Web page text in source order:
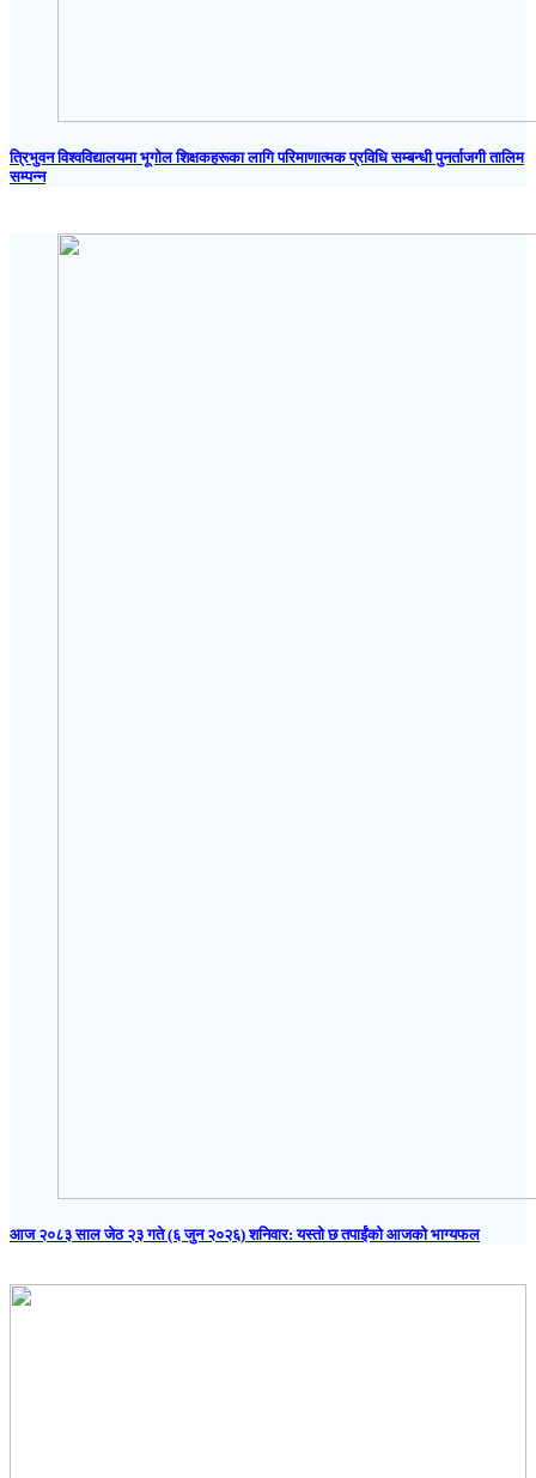
त्रिभुवन विश्वविद्यालयमा भूगोल शिक्षकहरूका लागि परिमाणात्मक प्रविधि सम्बन्धी पुनर्ताजगी तालिम
सम्पन्न
आज २०८३ साल जेठ २३ गते (६ जुन २०२६) शनिवार: यस्तो छ तपाईंको आजको भाग्यफल